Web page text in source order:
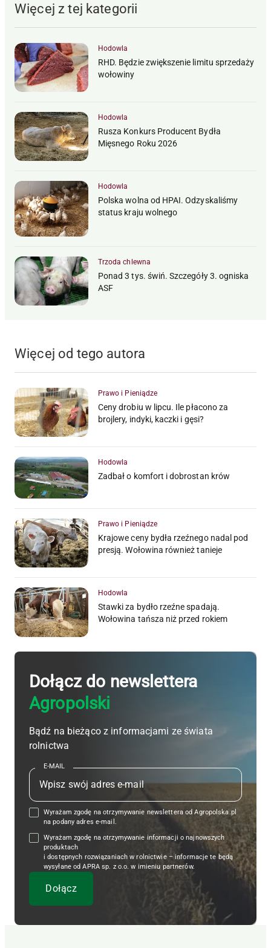
Więcej z tej kategorii
Hodowla
RHD. Będzie zwiększenie limitu sprzedaży
wołowiny
Hodowla
Rusza Konkurs Producent Bydła
Mięsnego Roku 2026
Hodowla
Polska wolna od HPAI. Odzyskaliśmy
status kraju wolnego
Trzoda chlewna
Ponad 3 tys. świń. Szczegóły 3. ogniska
ASF
Więcej od tego autora
Prawo i Pieniądze
Ceny drobiu w lipcu. Ile płacono za
brojlery, indyki, kaczki i gęsi?
Hodowla
Zadbał o komfort i dobrostan krów
Prawo i Pieniądze
Krajowe ceny bydła rzeźnego nadal pod
presją. Wołowina również tanieje
Hodowla
Stawki za bydło rzeźne spadają.
Wołowina tańsza niż przed rokiem
Dołącz do newslettera
Agropolski
Bądź na bieżąco z informacjami ze świata
rolnictwa
E-MAIL
Wyrażam zgodę na otrzymywanie newslettera od Agropolska.pl
na podany adres e-mail.
Wyrażam zgodę na otrzymywanie informacji o najnowszych
produktach
i dostępnych rozwiązaniach w rolnictwie – informacje te będą
wysyłane od APRA sp. z o.o. w imieniu partnerów.